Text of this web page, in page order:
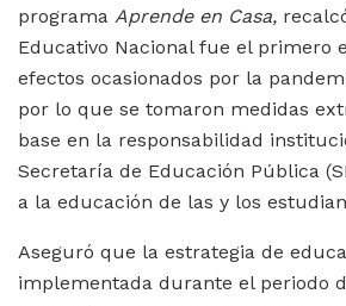
programa Aprende en Casa,
Educativo Nacional fue el primero
efectos ocasionados por la
por lo que se tomaron medidas
base en la responsabilidad
Secretaría de Educación Pública
a la educación de las y los
Aseguró que la estrategia de
implementada durante el periodo